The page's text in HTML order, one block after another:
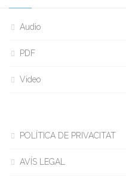
Audio
PDF
Video
POLÍTICA DE PRIVACITAT
AVÍS LEGAL